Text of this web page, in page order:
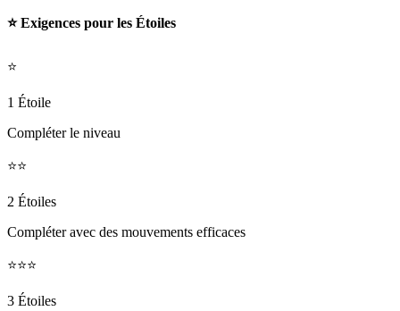
⭐ Exigences pour les Étoiles
⭐
1 Étoile
Compléter le niveau
⭐⭐
2 Étoiles
Compléter avec des mouvements efficaces
⭐⭐⭐
3 Étoiles